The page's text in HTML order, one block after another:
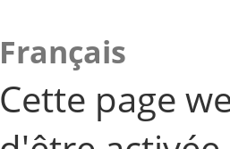
Français
Cette page